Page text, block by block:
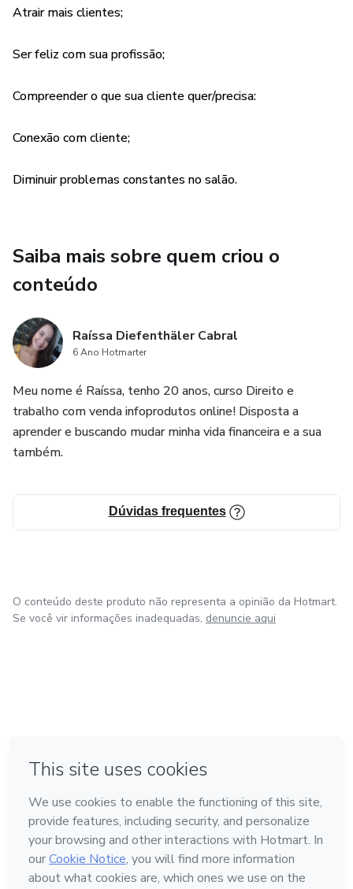
Atrair mais clientes;
Ser feliz com sua profissão;
Compreender o que sua cliente quer/precisa:
Conexão com cliente;
Diminuir problemas constantes no salão.
Saiba mais sobre quem criou o
conteúdo
Raíssa Diefenthäler Cabral
6 Ano Hotmarter
Meu nome é Raíssa, tenho 20 anos, curso Direito e
trabalho com venda infoprodutos online! Disposta a
aprender e buscando mudar minha vida financeira e a sua
também.
Dúvidas frequentes
O conteúdo deste produto não representa a opinião da Hotmart.
Se você vir informações inadequadas, denuncie aqui
Feito com ❤ na Cidade do México
Conheça a Hotmart